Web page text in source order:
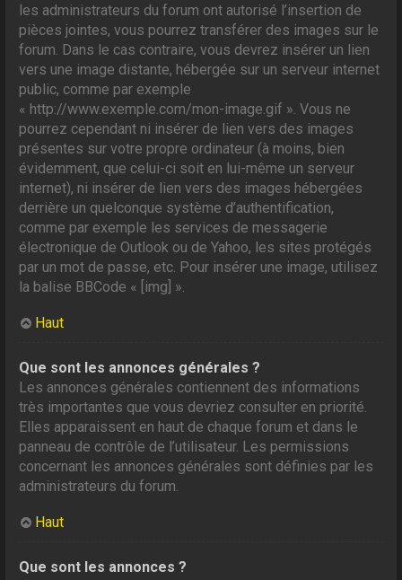
les administrateurs du forum ont autorisé l’insertion de
pièces jointes, vous pourrez transférer des images sur le
forum. Dans le cas contraire, vous devrez insérer un lien
vers une image distante, hébergée sur un serveur internet
public, comme par exemple
« http://www.exemple.com/mon-image.gif ». Vous ne
pourrez cependant ni insérer de lien vers des images
présentes sur votre propre ordinateur (à moins, bien
évidemment, que celui-ci soit en lui-même un serveur
internet), ni insérer de lien vers des images hébergées
derrière un quelconque système d’authentification,
comme par exemple les services de messagerie
électronique de Outlook ou de Yahoo, les sites protégés
par un mot de passe, etc. Pour insérer une image, utilisez
la balise BBCode « [img] ».
Haut
Que sont les annonces générales ?
Les annonces générales contiennent des informations
très importantes que vous devriez consulter en priorité.
Elles apparaissent en haut de chaque forum et dans le
panneau de contrôle de l’utilisateur. Les permissions
concernant les annonces générales sont définies par les
administrateurs du forum.
Haut
Que sont les annonces ?